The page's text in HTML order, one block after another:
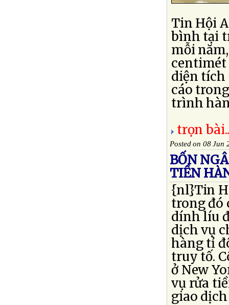
Tin Hội
bình tại
mỗi
centimét
diện tích
cáo
trình
trọn
Posted on 08 Jun
BỐN
TIỀN
{nl}Tin
trong đó
dính líu
dịch vụ
hàng tỉ
truy tố.
ở New
vụ rửa
giao